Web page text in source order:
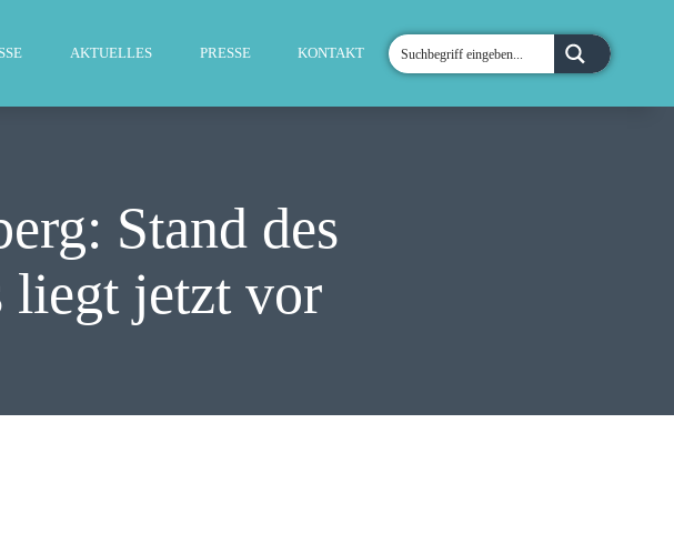
AKTUELLES PRESSE KONTAKT
Stand des
liegt jetzt vor